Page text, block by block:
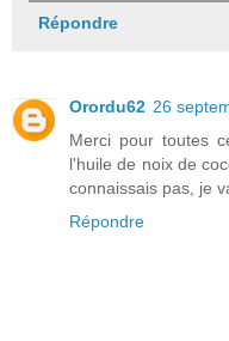
Répondre
Orordu62 26
Merci pour toutes
l'huile de noix de
connaissais pas, je
Répondre